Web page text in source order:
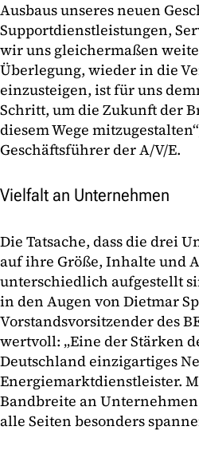
Ausbaus unseres neuen
Supportdienstleistungen,
wir uns gleichermaßen
Überlegung, wieder in die
einzusteigen, ist für uns
Schritt, um die Zukunft der
diesem Wege
Geschäftsführer der A/V/E.
Vielfalt an Unternehmen
Die Tatsache, dass die drei
auf ihre Größe, Inhalte und
unterschiedlich aufgestellt
in den Augen von Dietmar
Vorstandsvorsitzender des
wertvoll: „Eine der Stärken
Deutschland einzigartiges
Energiemarktdienstleister.
Bandbreite an
alle Seiten besonders